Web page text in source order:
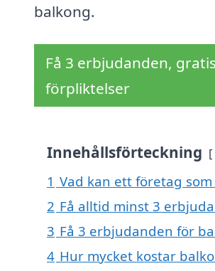
balkong.
Få 3 erbjudanden,
förpliktelser
Innehållsförteckning
1 Vad kan ett företag
2 Få alltid minst 3
3 Få 3 erbjudanden för
4 Hur mycket kostar